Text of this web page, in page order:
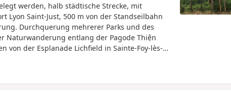
werden, halb städtische Strecke, mit
Lyon Saint-Just, 500 m von der Standseilbahn
Durchquerung mehrerer Parks und des
Naturwanderung entlang der Pagode Thiện
von der Esplanade Lichfield in Sainte-Foy-lès-